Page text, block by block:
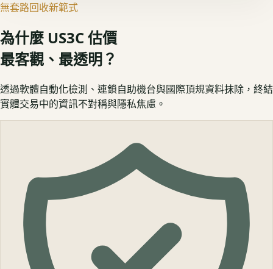
無套路回收新範式
為什麼 US3C 估價
最客觀、最透明？
透過軟體自動化檢測、連鎖自助機台與國際頂規資料抹除，終結
實體交易中的資訊不對稱與隱私焦慮。